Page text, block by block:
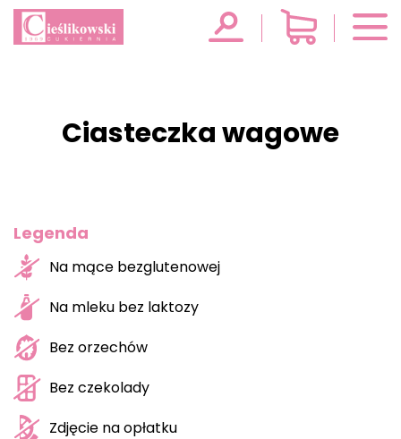
Ciasteczka wagowe
Legenda
Na mące bezglutenowej
Na mleku bez laktozy
Bez orzechów
Bez czekolady
Zdjęcie na opłatku